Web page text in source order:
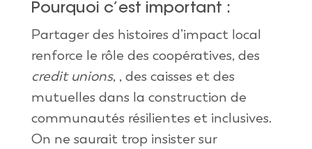
Pourquoi c’est important :
Partager des histoires d’impact local
renforce le rôle des coopératives, des
credit unions, , des caisses et des
mutuelles dans la construction de
communautés résilientes et inclusives.
On ne saurait trop insister sur